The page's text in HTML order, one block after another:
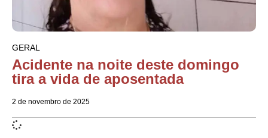
GERAL
Acidente na noite deste domingo
tira a vida de aposentada
2 de novembro de 2025